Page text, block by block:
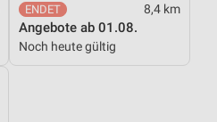
8,4 km
Angebote ab 01.08.
Noch heute gültig